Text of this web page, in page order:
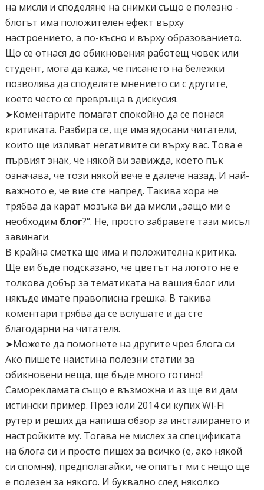
на мисли и споделяне на снимки също е полезно -
блогът има положителен ефект върху
настроението, а по-късно и върху образованието.
Що се отнася до обикновения работещ човек или
студент, мога да кажа, че писането на бележки
позволява да споделяте мнението си с другите,
което често се превръща в дискусия.
➤Коментарите помагат спокойно да се понася
критиката. Разбира се, ще има ядосани читатели,
които ще изливат негативите си върху вас. Това е
първият знак, че някой ви завижда, което пък
означава, че този някой вече е далече назад. И най-
важното е, че вие сте напред. Такива хора не
трябва да карат мозъка ви да мисли „защо ми е
необходим блог?“. Не, просто забравете тази мисъл
завинаги.
В крайна сметка ще има и положителна критика.
Ще ви бъде подсказано, че цветът на логото не е
толкова добър за тематиката на вашия блог или
някъде имате правописна грешка. В такива
коментари трябва да се вслушате и да сте
благодарни на читателя.
➤Можете да помогнете на другите чрез блога си
Ако пишете наистина полезни статии за
обикновени неща, ще бъде много готино!
Саморекламата също е възможна и аз ще ви дам
истински пример. През юли 2014 си купих Wi-Fi
рутер и реших да напиша обзор за инсталирането и
настройките му. Тогава не мислех за спецификата
на блога си и просто пишех за всичко (е, ако някой
си спомня), предполагайки, че опитът ми с нещо ще
е полезен за някого. И буквално след няколко